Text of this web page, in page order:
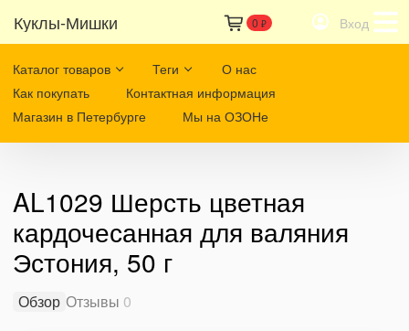
Куклы-Мишки 0 ₽ Вход
Каталог товаров Теги
О нас
Как покупать
Контактная информация
Магазин в Петербурге
Мы на ОЗОНе
AL1029 Шерсть цветная
кардочесанная для валяния
Эстония, 50 г
Обзор Отзывы 0